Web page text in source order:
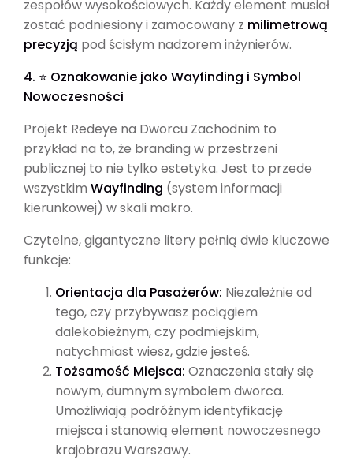
zespołów wysokościowych. Każdy element musiał
zostać podniesiony i zamocowany z milimetrową
precyzją pod ścisłym nadzorem inżynierów.
4. ⭐ Oznakowanie jako Wayfinding i Symbol
Nowoczesności
Projekt Redeye na Dworcu Zachodnim to
przykład na to, że branding w przestrzeni
publicznej to nie tylko estetyka. Jest to przede
wszystkim Wayfinding (system informacji
kierunkowej) w skali makro.
Czytelne, gigantyczne litery pełnią dwie kluczowe
funkcje:
Orientacja dla Pasażerów: Niezależnie od
tego, czy przybywasz pociągiem
dalekobieżnym, czy podmiejskim,
natychmiast wiesz, gdzie jesteś.
Tożsamość Miejsca: Oznaczenia stały się
nowym, dumnym symbolem dworca.
Umożliwiają podróżnym identyfikację
miejsca i stanowią element nowoczesnego
krajobrazu Warszawy.